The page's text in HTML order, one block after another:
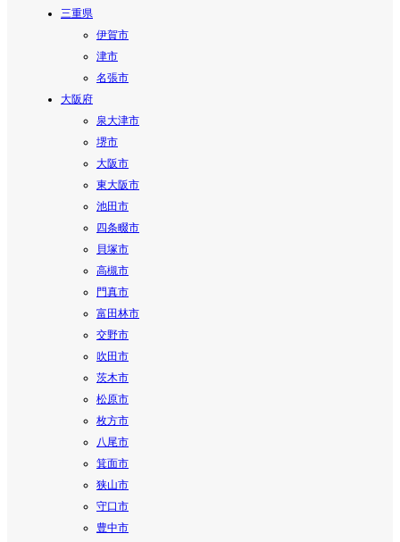
三重県
伊賀市
津市
名張市
大阪府
泉大津市
堺市
大阪市
東大阪市
池田市
四条畷市
貝塚市
高槻市
門真市
富田林市
交野市
吹田市
茨木市
松原市
枚方市
八尾市
箕面市
狭山市
守口市
豊中市